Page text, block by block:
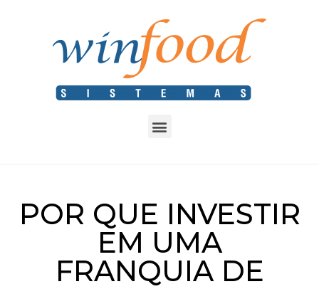
POR QUE INVESTIR
EM UMA
FRANQUIA DE